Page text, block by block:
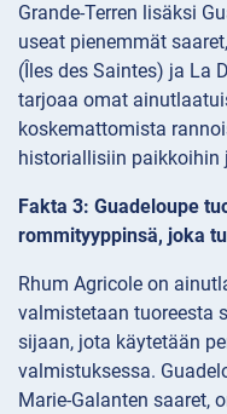
Grande-Terren lisäksi
useat pienemmät
(Îles des Saintes) ja La
tarjoaa omat
koskemattomista
historiallisiin paikkoihin
Fakta 3: Guadeloupe
rommityyppinsä, joka
Rhum Agricole on
valmistetaan tuoreesta
sijaan, jota käytetään
valmistuksessa.
Marie-Galanten saaret,